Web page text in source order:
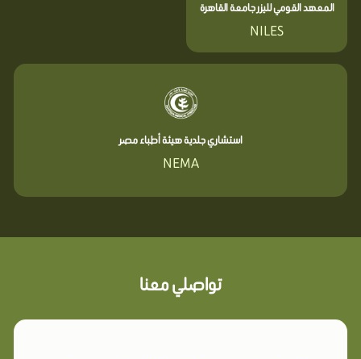
المعهد القومي لليزر جامعة القاهرة
NILES
استشاري جلدية هيئة أطباء مصر
NEMA
تواصلي معنا